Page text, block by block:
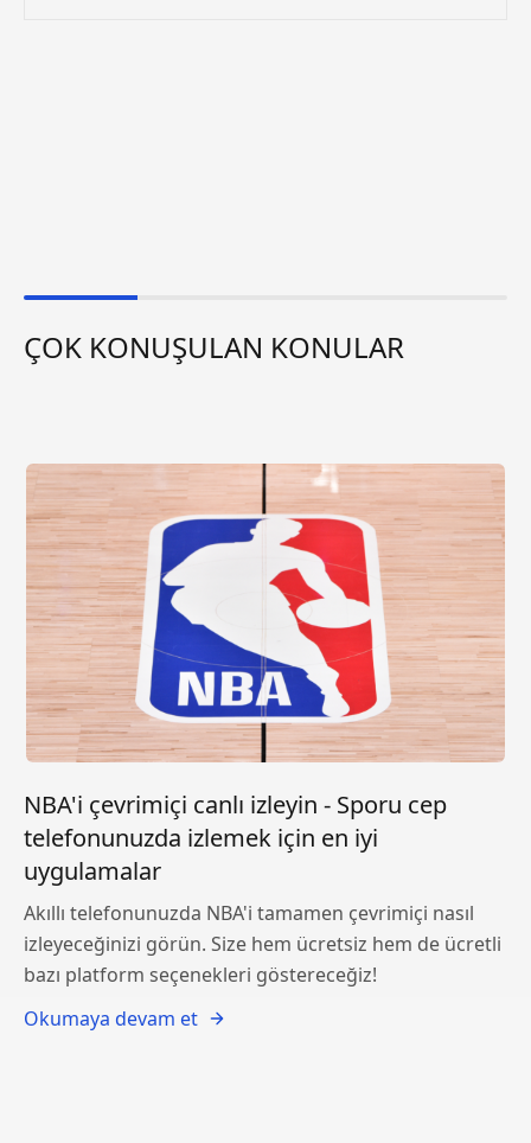
ÇOK KONUŞULAN KONULAR
NBA'i çevrimiçi canlı izleyin - Sporu cep
telefonunuzda izlemek için en iyi
uygulamalar
Akıllı telefonunuzda NBA'i tamamen çevrimiçi nasıl
izleyeceğinizi görün. Size hem ücretsiz hem de ücretli
bazı platform seçenekleri göstereceğiz!
Okumaya devam et